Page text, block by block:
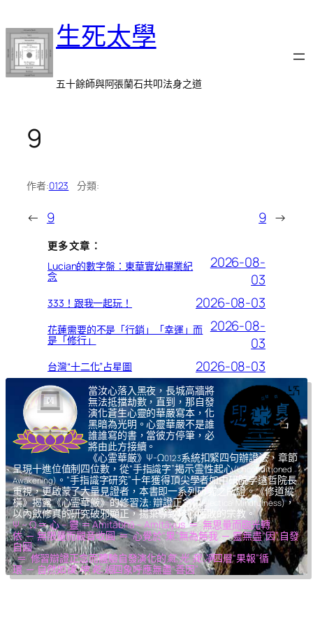
至
主
要
內
生死太學
五十餘師與阿張蘭石共叩法身之道
9
作者:0123 分類:
← 9 9 →
更多文章：
Lucian的數字盤：東華實幼畢業紀
念
2026-08-
03
333！跟我一起玩！ 2026-08-03
花蓮需要的不是「行銷」「幸運」而
是「修行」
2026-08-
03
台灣“十二化”占星圖 2026-08-03
當汝心落入黑夜，長城高牆將
無法抵擋劫數，直到，那自發
演化蒼生心靈的華嚴寫本，化
黑暗為光明。心靈華嚴不是誰
誰誰寫的書，當彼方停筆，必
將由此方接續。
《心霊華厳》Ψ-Ω0123系統扣緊四句辦證法，章節
呈現十進位值制四位數，從“手指識字”揭示霊性起心(Unconditioned
Awakening) 。“手指識字研究”十年獲得頂尖學者如中研院李遠哲院長
重視，更啟蒙了大量見證者，本書即一系列研究之所證。《修道縱
橫》揭露《心霊華厳》的修習法: 辯證正念(Dialectical Mindfulness)，
以內斂修真的研究破邪顯正，揚棄導致核心腐敗的宗教。
Ψ – Ω ＝ 心 – 靈 ＝ Amitābhā – Amitāyus ＝ 無思量而臨光轉
依 ─ 無限量而觀音收圓 ＝ 心覺於“果”,無為無我 ─ 靈無盡“因”,自發
自圓
＝ 修習辯證正念而體驗自發演化的氣,光,我,凈四層“果報”循
環 ─ 自然如復,坤,乾,逅四象呼應無盡“善因”